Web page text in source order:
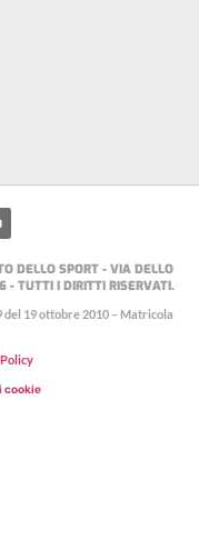
DELLO SPORT - VIA DELLO
TUTTI I DIRITTI RISERVATI.
del 19 ottobre 2010 – Matricola
cookie